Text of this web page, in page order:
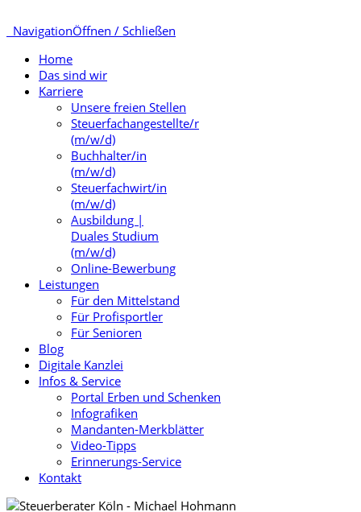
NavigationÖffnen / Schließen
Home
Das sind wir
Karriere
Unsere freien Stellen
Steuerfachangestellte/r
(m/w/d)
Buchhalter/in
(m/w/d)
Steuerfachwirt/in
(m/w/d)
Ausbildung |
Duales Studium
(m/w/d)
Online-Bewerbung
Leistungen
Für den Mittelstand
Für Profisportler
Für Senioren
Blog
Digitale Kanzlei
Infos & Service
Portal Erben und Schenken
Infografiken
Mandanten-Merkblätter
Video-Tipps
Erinnerungs-Service
Kontakt